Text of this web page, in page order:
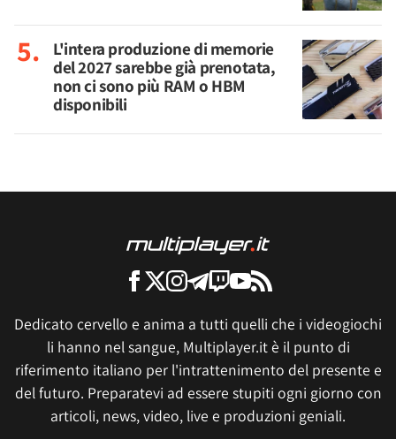
L'intera produzione di memorie
del 2027 sarebbe già prenotata,
non ci sono più RAM o HBM
disponibili
Dedicato cervello e anima a tutti quelli che i videogiochi
li hanno nel sangue, Multiplayer.it è il punto di
riferimento italiano per l'intrattenimento del presente e
del futuro. Preparatevi ad essere stupiti ogni giorno con
articoli, news, video, live e produzioni geniali.